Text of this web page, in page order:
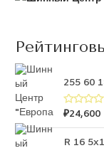
255 60
О
е
н
₽24,600
R 16